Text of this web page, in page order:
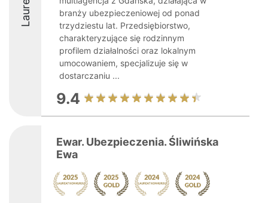
branży ubezpieczeniowej od ponad
trzydziestu lat. Przedsiębiorstwo,
charakteryzujące się rodzinnym
profilem działalności oraz lokalnym
umocowaniem, specjalizuje się w
dostarczaniu ...
9.4
Ewar. Ubezpieczenia. Śliwińska
Ewa